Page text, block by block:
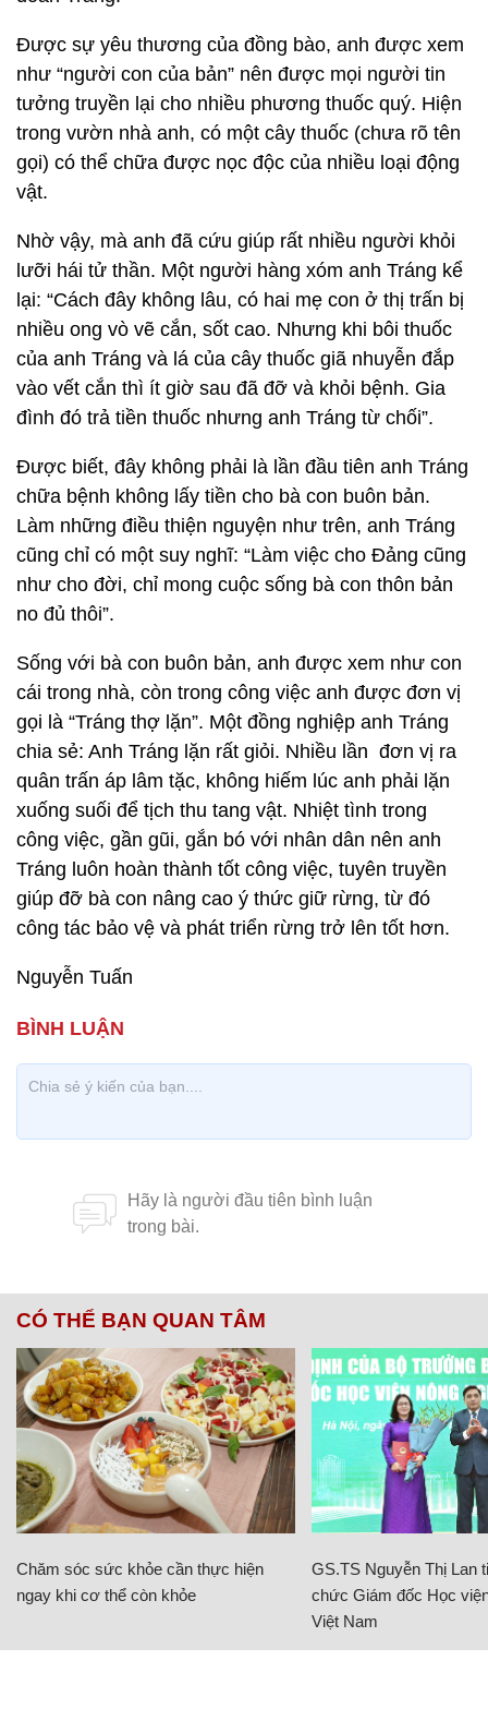
Được sự yêu thương của đồng bào, anh được xem
như “người con của bản” nên được mọi người tin
tưởng truyền lại cho nhiều phương thuốc quý. Hiện
trong vườn nhà anh, có một cây thuốc (chưa rõ tên
gọi) có thể chữa được nọc độc của nhiều loại động
vật.
Nhờ vậy, mà anh đã cứu giúp rất nhiều người khỏi
lưỡi hái tử thần. Một người hàng xóm anh Tráng kể
lại: “Cách đây không lâu, có hai mẹ con ở thị trấn bị
nhiều ong vò vẽ cắn, sốt cao. Nhưng khi bôi thuốc
của anh Tráng và lá của cây thuốc giã nhuyễn đắp
vào vết cắn thì ít giờ sau đã đỡ và khỏi bệnh. Gia
đình đó trả tiền thuốc nhưng anh Tráng từ chối”.
Được biết, đây không phải là lần đầu tiên anh Tráng
chữa bệnh không lấy tiền cho bà con buôn bản.
Làm những điều thiện nguyện như trên, anh Tráng
cũng chỉ có một suy nghĩ: “Làm việc cho Đảng cũng
như cho đời, chỉ mong cuộc sống bà con thôn bản
no đủ thôi”.
Sống với bà con buôn bản, anh được xem như con
cái trong nhà, còn trong công việc anh được đơn vị
gọi là “Tráng thợ lặn”. Một đồng nghiệp anh Tráng
chia sẻ: Anh Tráng lặn rất giỏi. Nhiều lần đơn vị ra
quân trấn áp lâm tặc, không hiếm lúc anh phải lặn
xuống suối để tịch thu tang vật. Nhiệt tình trong
công việc, gần gũi, gắn bó với nhân dân nên anh
Tráng luôn hoàn thành tốt công việc, tuyên truyền
giúp đỡ bà con nâng cao ý thức giữ rừng, từ đó
công tác bảo vệ và phát triển rừng trở lên tốt hơn.
Nguyễn Tuấn
CÓ THỂ BẠN QUAN TÂM
Chăm sóc sức khỏe cần thực hiện
ngay khi cơ thể còn khỏe
GS.TS Nguyễn Thị Lan
chức Giám đốc Học
Việt Nam